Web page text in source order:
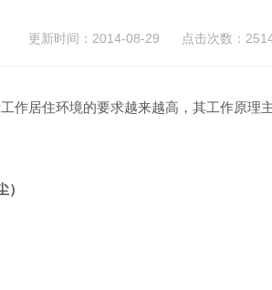
更新时间：2014-08-29 点击次数：
作居住环境的要求越来越高，其工作原